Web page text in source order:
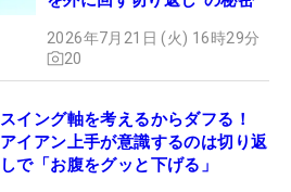
2026年7月21日 (火) 16時29分
20
スイング軸を考えるからダフる！
アイアン上手が意識するのは切り返
しで「お腹をグッと下げる」